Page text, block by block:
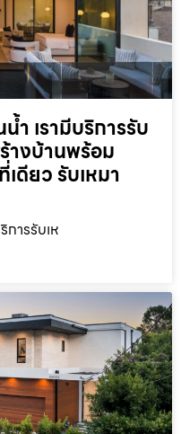
เรามีบริการรับ
างบ้านพร้อม
ดียว รับเหมา
ารรับเห